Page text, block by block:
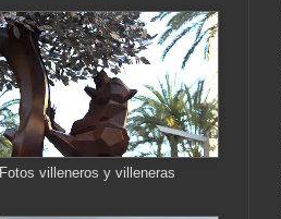
Fotos villeneros y villeneras